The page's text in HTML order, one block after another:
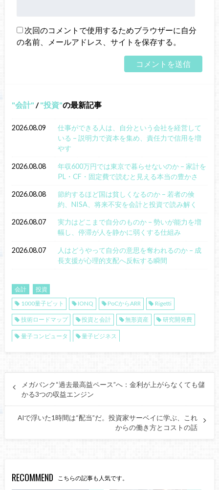
次回のコメントで使用するためブラウザーに自分
の名前、メールアドレス、サイトを保存する。
会計 / 投資 の最新記事
2026.08.09
仕事ができる人は、自分という会社を経営して
いる – 説明力で資本を集め、責任力で信用を増
やす
2026.08.08
年収600万円では東京で暮らせないのか – 家計を
PL・CF・固定費で読むと見える本当の豊かさ
2026.08.08
節約するほど国は貧しくなるのか – 若者の倹
約、NISA、将来不安を会計と投資で読み解く
2026.08.07
実力はどこまで自分のものか – 勢いが能力を増
幅し、停滞が人を静かに弱くする仕組み
2026.08.07
人はどうやって自分の意思を奪われるのか – 成
長支援が心理的支配へ反転する瞬間
会計
投資
1000量子ビット
IONQ PoCからARR Rigetti
技術ロードマップ 投資と会計 無形資産 研究開発費
量子コンピュータ 量子ビジネス
メガバンク“過去最高益ペース”へ：金利が上がらなくても儲
かる3つの収益エンジン
AIで浮いた1時間は“配当”だ。投資家サーベイに学ぶ、これ
からの働き方とコストの話
RECOMMEND こちらの記事も人気です。